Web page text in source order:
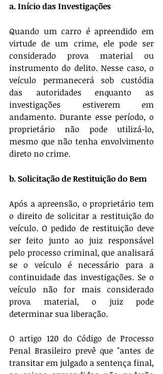
a. Início das Investigações
Quando um carro é apreendido em
virtude de um crime, ele pode ser
considerado prova material ou
instrumento do delito. Nesse caso, o
veículo permanecerá sob custódia
das autoridades enquanto as
investigações estiverem em
andamento. Durante esse período, o
proprietário não pode utilizá-lo,
mesmo que não tenha envolvimento
direto no crime.
b. Solicitação de Restituição do Bem
Após a apreensão, o proprietário tem
o direito de solicitar a restituição do
veículo. O pedido de restituição deve
ser feito junto ao juiz responsável
pelo processo criminal, que analisará
se o veículo é necessário para a
continuidade das investigações. Se o
veículo não for mais considerado
prova material, o juiz pode
determinar sua liberação.
O artigo 120 do Código de Processo
Penal Brasileiro prevê que "antes de
transitar em julgado a sentença final,